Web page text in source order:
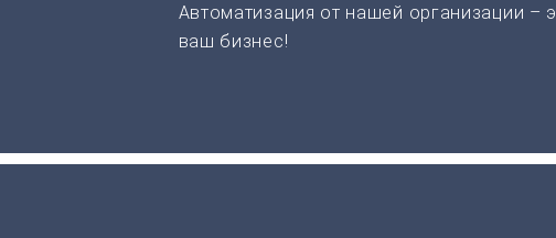
Автоматизация от нашей организации –
ваш бизнес!